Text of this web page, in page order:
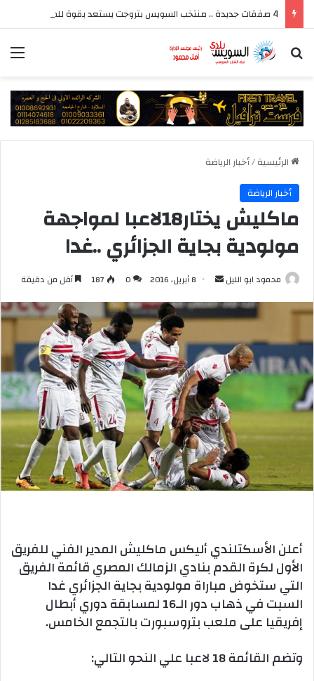
بحث عن
الرئيسية/أخبار الرياضة
أخبار الرياضة
ماكليش يختار18لاعبا لمواجهة
مولودية بجاية الجزائري ..غدا
محمود ابو الليل
أرسل
إلكترونيا
8 أبريل، 2016 0
187 أقل من دقيقة
أعلن الأسكتلندي أليكس ماكليش المدير الفني للفريق
الأول لكرة القدم بنادي الزمالك المصري قائمة الفريق
التي ستخوض مباراة مولودية بجاية الجزائري غدا
السبت في ذهاب دور الـ16 لمسابقة دوري أبطال
إفريقيا على ملعب بتروسبورت بالتجمع الخامس.
وتضم القائمة 18 لاعبا علي النحو التالي: